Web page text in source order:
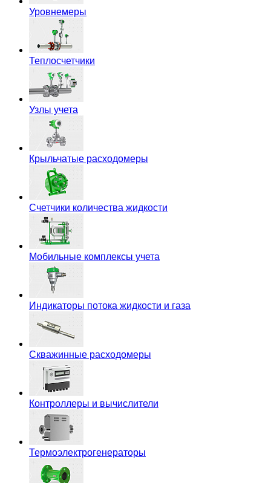
Уровнемеры
Теплосчетчики
Узлы учета
Крыльчатые расходомеры
Счетчики количества жидкости
Мобильные комплексы учета
Индикаторы потока жидкости и газа
Скважинные расходомеры
Контроллеры и вычислители
Термоэлектрогенераторы